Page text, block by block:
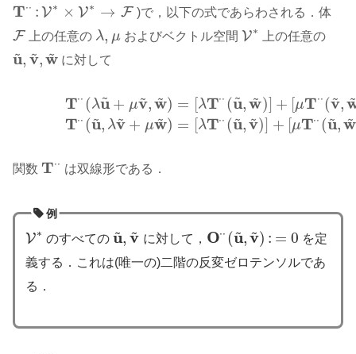
T⋅⋅ : V∗ × V∗ → F
T⋅ V ∗× V∗ → F )で，以下の式であらわされる．体
F
F 上の任意の λ, μ
λ,μ およびベクトル空間 V ∗
V∗ 上の任意の
u
~, v
~,w
~
u~ ,v~ ,w~に対して
T⋅⋅ (λu
~ + μv
~,w
~) = [λT⋅⋅ (u
~,w
~)] + [μT⋅⋅ (v
~,
T⋅⋅ (u
~, λv
~ + μw
~) = [λT⋅⋅ (u
~,v
~)] + [μT⋅⋅ (u
~,w
~
λu~ + μv~ ,w ~)=[ T⋅⋅( u~ w~)]+[ μT⋅ (v~, w~) (2.22)T⋅ (u
関数 T⋅⋅
T⋅ は双線形である．
例
V ∗
V∗ のすべての u
~, v
~
u~ ,v~ に対して， O⋅⋅ (u
~,v
~) : = 0
O⋅ u~,v~): = 0
を定
義する．これは(唯一の)二階の反変ゼロテンソルであ
る．